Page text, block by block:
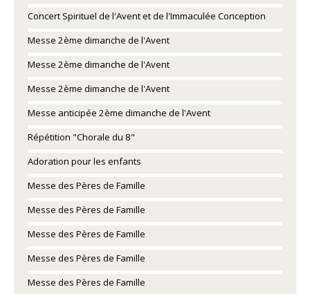
Concert Spirituel de l'Avent et de l'Immaculée Conception
Messe 2ème dimanche de l'Avent
Messe 2ème dimanche de l'Avent
Messe 2ème dimanche de l'Avent
Messe anticipée 2ème dimanche de l'Avent
Répétition "Chorale du 8"
Adoration pour les enfants
Messe des Pères de Famille
Messe des Pères de Famille
Messe des Pères de Famille
Messe des Pères de Famille
Messe des Pères de Famille